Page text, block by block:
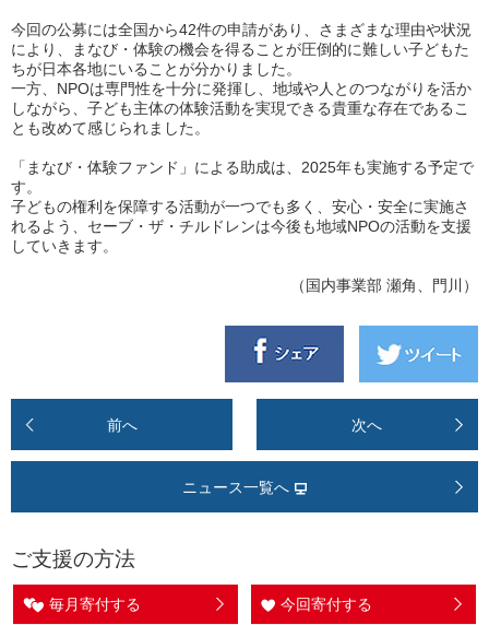
今回の公募には全国から42件の申請があり、さまざまな理由や状況
により、まなび・体験の機会を得ることが圧倒的に難しい子どもた
ちが日本各地にいることが分かりました。
一方、NPOは専門性を十分に発揮し、地域や人とのつながりを活か
しながら、子ども主体の体験活動を実現できる貴重な存在であるこ
とも改めて感じられました。
「まなび・体験ファンド」による助成は、2025年も実施する予定で
す。
子どもの権利を保障する活動が一つでも多く、安心・安全に実施さ
れるよう、セーブ・ザ・チルドレンは今後も地域NPOの活動を支援
していきます。
（国内事業部 瀬角、門川）
前へ 次へ
ニュース一覧へ
ご支援の方法
毎月寄付する 今回寄付する